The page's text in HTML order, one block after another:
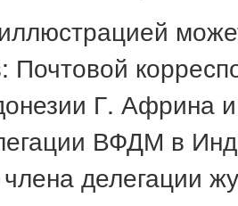
Почтовой
Г. Африна и
ВФДМ в
делегации